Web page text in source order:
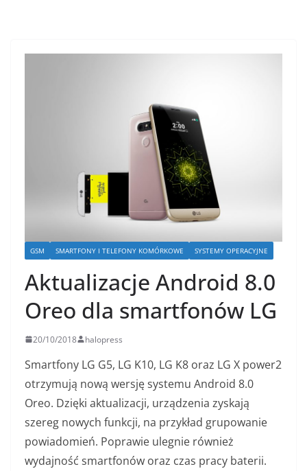
GSM SMARTFONY I TELEFONY KOMÓRKOWE SYSTEMY OPERACYJNE
Aktualizacje Android 8.0
Oreo dla smartfonów LG
20/10/2018 halopress
Smartfony LG G5, LG K10, LG K8 oraz LG X power2
otrzymują nową wersję systemu Android 8.0
Oreo. Dzięki aktualizacji, urządzenia zyskają
szereg nowych funkcji, na przykład grupowanie
powiadomień. Poprawie ulegnie również
wydajność smartfonów oraz czas pracy baterii.